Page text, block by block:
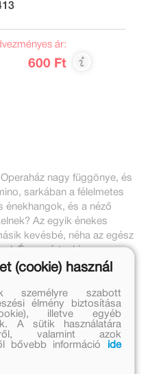
ár:
600 Ft
nagy függönye, és
sarkában a félelmetes
énekhangok, és a néző
Az egyik énekes
kevésbé, néha az egész
el. Épp ezért, aki a
akarja, annak jól kell
az operákkal - ebben akar
a zenével
kis történetben - ha úgy
elbeszélésben - idézi fel az
remekét, ezek
(cookie) használ
személyre szabott
élmény biztosítása
illetve egyéb
A sütik használatára
valamint azok
bővebb információ
ide